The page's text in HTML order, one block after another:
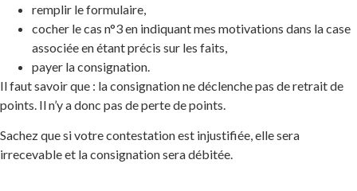
remplir le formulaire,
cocher le cas n°3 en indiquant mes motivations dans la case
associée en étant précis sur les faits,
payer la consignation.
Il faut savoir que : la consignation ne déclenche pas de retrait de
points. Il n’y a donc pas de perte de points.
Sachez que si votre contestation est injustifiée, elle sera
irrecevable et la consignation sera débitée.